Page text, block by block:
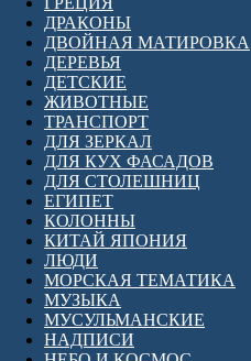
ДРАКОНЫ
ДВОЙНАЯ МАТИРОВКА
ДЕРЕВЬЯ
ДЕТСКИЕ
ЖИВОТНЫЕ
ТРАНСПОРТ
ДЛЯ ЗЕРКАЛ
ДЛЯ КУХ ФАСАДОВ
ДЛЯ СТОЛЕШНИЦ
ЕГИПЕТ
КОЛОННЫ
КИТАЙ ЯПОНИЯ
ЛЮДИ
МОРСКАЯ ТЕМАТИКА
МУЗЫКА
МУСУЛЬМАНСКИЕ
НАДПИСИ